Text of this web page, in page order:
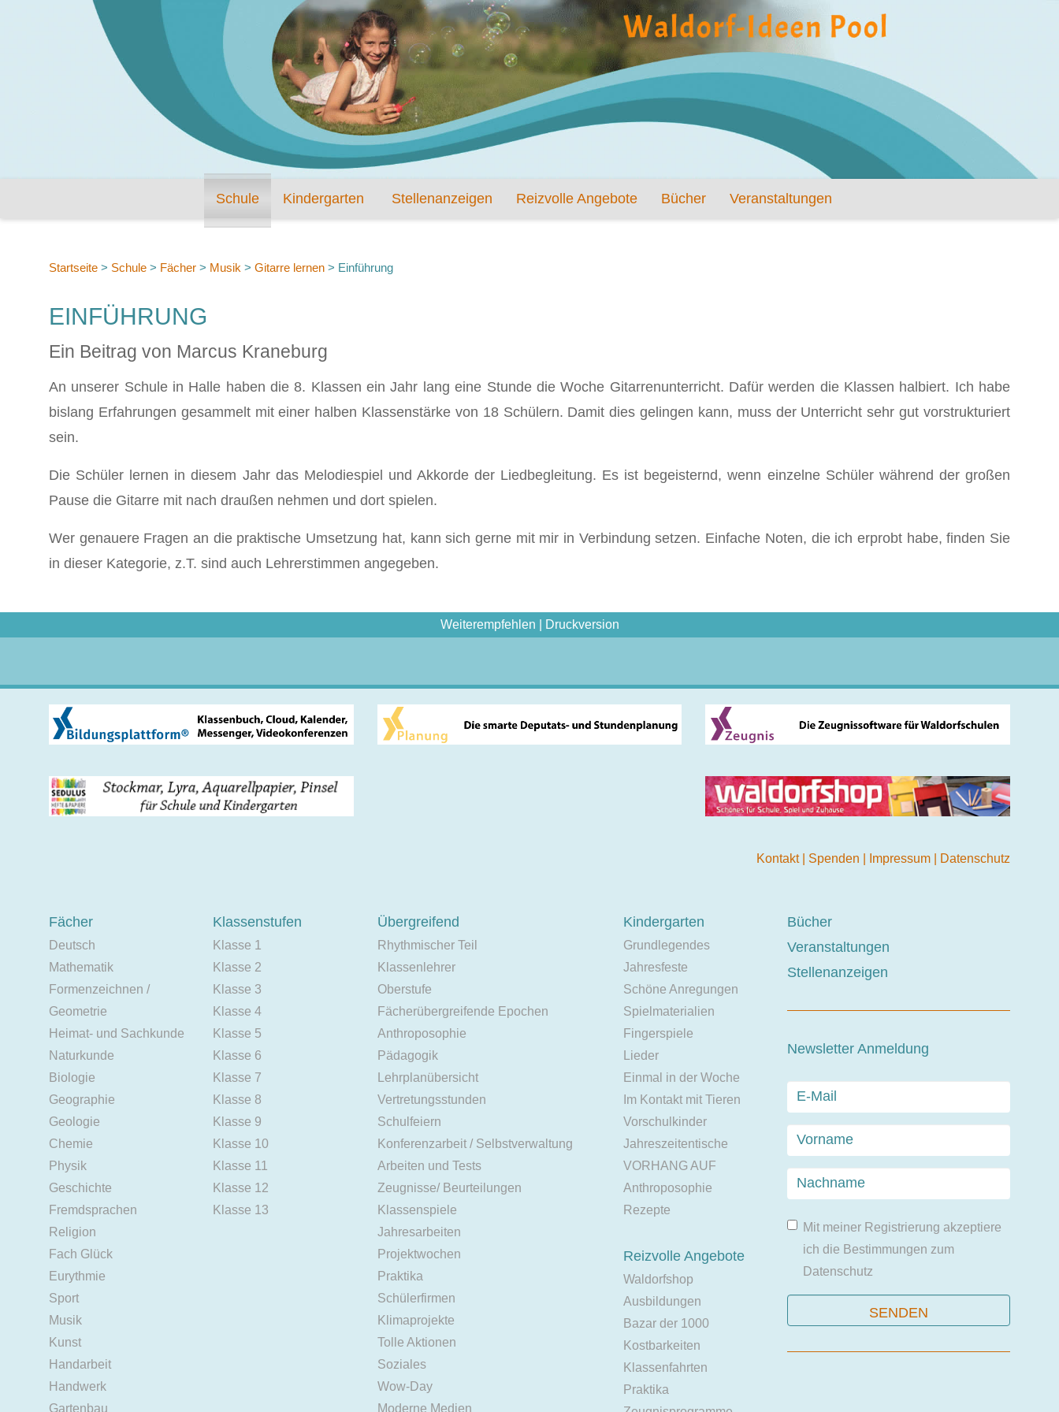
Schule Kindergarten Stellenanzeigen Reizvolle Angebote Bücher Veranstaltungen
Startseite > Schule > Fächer > Musik > Gitarre lernen > Einführung
EINFÜHRUNG
Ein Beitrag von Marcus Kraneburg
An unserer Schule in Halle haben die 8. Klassen ein Jahr lang eine Stunde die Woche Gitarrenunterricht. Dafür werden die Klassen halbiert. Ich habe
bislang Erfahrungen gesammelt mit einer halben Klassenstärke von 18 Schülern. Damit dies gelingen kann, muss der Unterricht sehr gut vorstrukturiert
sein.
Die Schüler lernen in diesem Jahr das Melodiespiel und Akkorde der Liedbegleitung. Es ist begeisternd, wenn einzelne Schüler während der großen
Pause die Gitarre mit nach draußen nehmen und dort spielen.
Wer genauere Fragen an die praktische Umsetzung hat, kann sich gerne mit mir in Verbindung setzen. Einfache Noten, die ich erprobt habe, finden Sie
in dieser Kategorie, z.T. sind auch Lehrerstimmen angegeben.
Weiterempfehlen Druckversion
Kontakt Spenden Impressum Datenschutz
Fächer
Deutsch
Mathematik
Formenzeichnen /
Geometrie
Heimat- und Sachkunde
Naturkunde
Biologie
Geographie
Geologie
Chemie
Physik
Geschichte
Fremdsprachen
Religion
Fach Glück
Eurythmie
Sport
Musik
Kunst
Handarbeit
Handwerk
Gartenbau
Klassenstufen
Klasse 1
Klasse 2
Klasse 3
Klasse 4
Klasse 5
Klasse 6
Klasse 7
Klasse 8
Klasse 9
Klasse 10
Klasse 11
Klasse 12
Klasse 13
Übergreifend
Rhythmischer Teil
Klassenlehrer
Oberstufe
Fächerübergreifende Epochen
Anthroposophie
Pädagogik
Lehrplanübersicht
Vertretungsstunden
Schulfeiern
Konferenzarbeit / Selbstverwaltung
Arbeiten und Tests
Zeugnisse/ Beurteilungen
Klassenspiele
Jahresarbeiten
Projektwochen
Praktika
Schülerfirmen
Klimaprojekte
Tolle Aktionen
Soziales
Wow-Day
Moderne Medien
Kindergarten
Grundlegendes
Jahresfeste
Schöne Anregungen
Spielmaterialien
Fingerspiele
Lieder
Einmal in der Woche
Im Kontakt mit Tieren
Vorschulkinder
Jahreszeitentische
VORHANG AUF
Anthroposophie
Rezepte
Reizvolle Angebote
Waldorfshop
Ausbildungen
Bazar der 1000
Kostbarkeiten
Klassenfahrten
Praktika
Bücher
Veranstaltungen
Stellenanzeigen
Newsletter Anmeldung
Mit meiner Registrierung akzeptiere
ich die Bestimmungen zum
Datenschutz